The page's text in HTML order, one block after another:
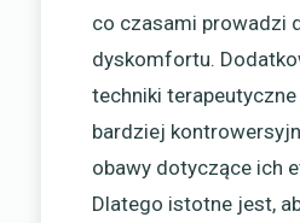
co czasami prowadzi
dyskomfortu.
techniki
bardziej
obawy dotyczące ich
Dlatego istotne jest,